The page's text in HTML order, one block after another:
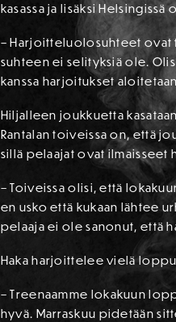
kasassa ja lisäksi
– Harjoitteluolosuhteet ovat
suhteen ei selityksiä ole.
kanssa harjoitukset
Hiljalleen joukkuetta
Rantalan toiveissa on, että
sillä pelaajat ovat ilmaisseet
– Toiveissa olisi, että
en usko että kukaan lähtee
pelaaja ei ole sanonut, että
Haka harjoittelee vielä
– Treenaamme lokakuun
hyvä. Marraskuu pidetään